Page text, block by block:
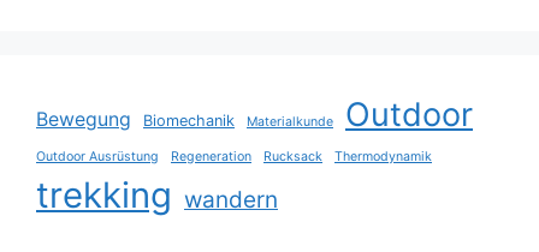
Bewegung Biomechanik Materialkunde Outdoor
Outdoor Ausrüstung Regeneration Rucksack Thermodynamik
trekking wandern